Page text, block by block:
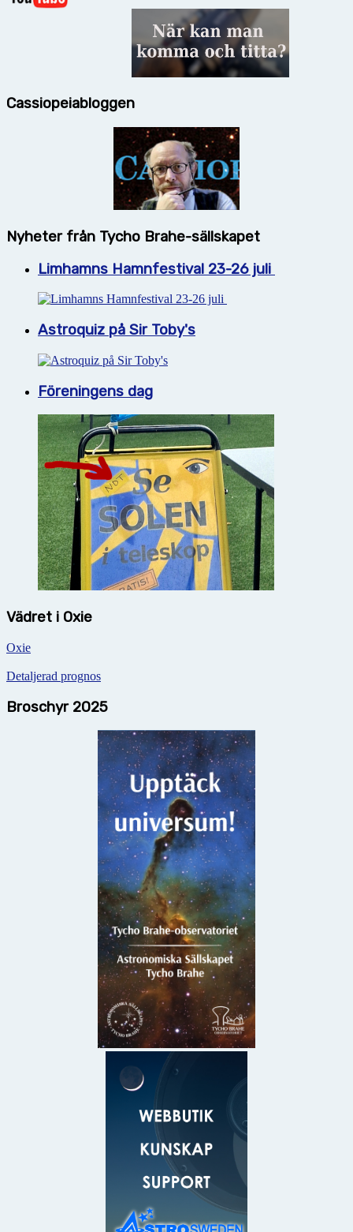
Cassiopeiabloggen
Nyheter från Tycho Brahe-sällskapet
Limhamns Hamnfestival 23-26 juli
Astroquiz på Sir Toby's
Föreningens dag
Vädret i Oxie
Oxie
Detaljerad prognos
Broschyr 2025